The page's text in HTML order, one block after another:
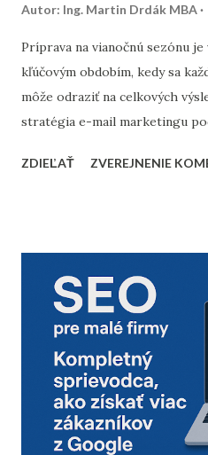
Autor: Ing. Martin Drdák MBA
Príprava na vianočnú sezónu
kľúčovým obdobím, kedy sa
môže odraziť na celkových
stratégia e-mail marketingu
priniesť nárast predajov aj
Odfiltrovanie neaktívnych
neoverených e-mailov vám
doručiteľnosti a znížiť riziko,
spam priečinku. Zamerajte sa
dlhodobo neotvárali e-maily –
osloviť špeciálnou
úplne odstrániť z databázy. 2.
ZDIEĽAŤ ZVEREJNENIE